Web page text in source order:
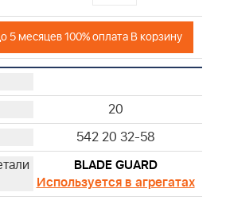
5 месяцев 100% оплата В корзину
20
542 20 32-58
BLADE GUARD
Используется в агрегатах